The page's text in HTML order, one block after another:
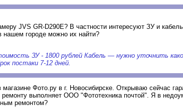
JVS GR-D290E? В частности интересуют ЗУ и
нашем городе можно их найти?
ЗУ - 1800 рублей Кабель — нужно уточнить
постаки 7-12 дней.
Фото.ру в г. Новосибирске. Открываю сейчас
ремонту выполняет ООО "Фототехника почтой". Я в
ремонтом?